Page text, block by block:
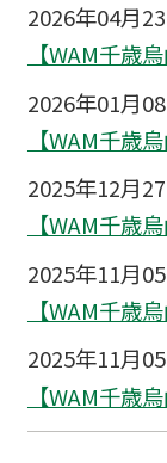
2026年04月
【WAM千歳
2026年01月
【WAM千歳
2025年12月
【WAM千歳
2025年11月
【WAM千歳
2025年11月
【WAM千歳